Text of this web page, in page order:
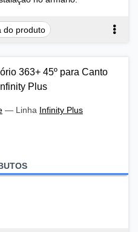
do produto
363+ 45º para Canto
Plus
— Linha Infinity Plus